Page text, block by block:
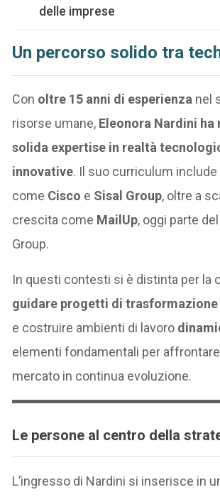
delle imprese
Un percorso solido tra
Con oltre 15 anni di esperienza nel
risorse umane, Eleonora Nardini ha
solida expertise in realtà
innovative. Il suo curriculum
come Cisco e Sisal Group, oltre a
crescita come MailUp, oggi parte
Group.
In questi contesti si è distinta per la
guidare progetti di
e costruire ambienti di lavoro
elementi fondamentali per
mercato in continua evoluzione.
Le persone al centro della
L’ingresso di Nardini si inserisce in